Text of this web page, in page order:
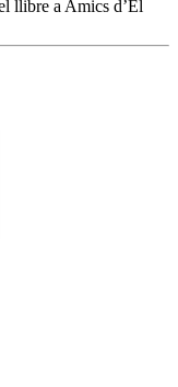
llibre a Amics d’El